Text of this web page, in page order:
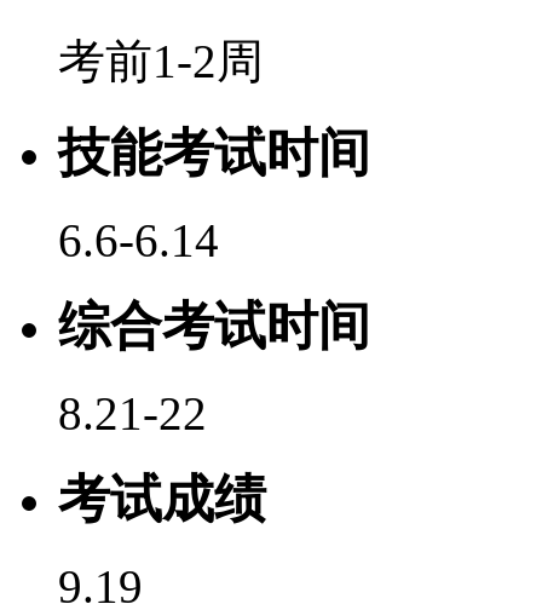
考前1-2周
技能考试时间
6.6-6.14
综合考试时间
8.21-22
考试成绩
9.19